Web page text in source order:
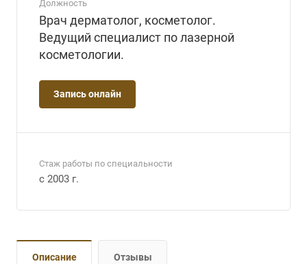
Должность
Врач дерматолог, косметолог.
Ведущий специалист по лазерной
косметологии.
Запись онлайн
Стаж работы по специальности
с 2003 г.
Описание Отзывы